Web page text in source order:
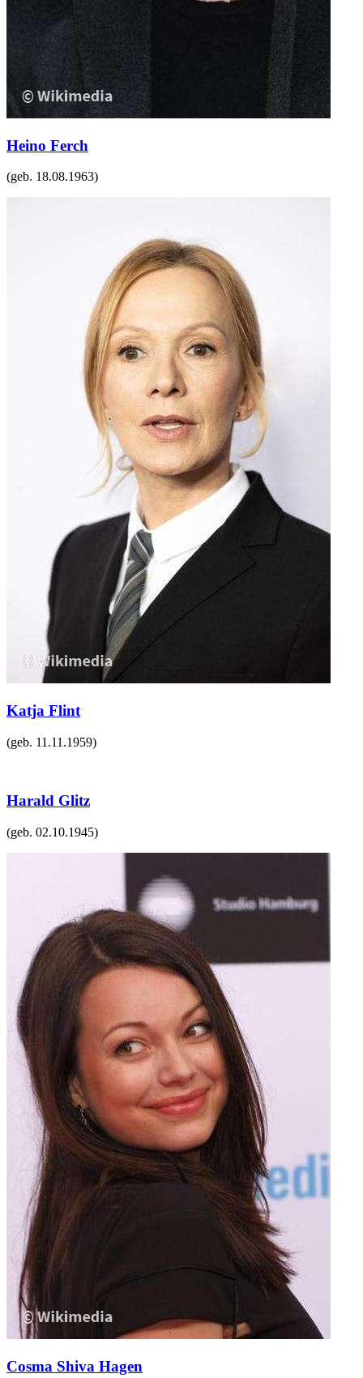
Heino Ferch
(geb. 18.08.1963)
Katja Flint
(geb. 11.11.1959)
Harald Glitz
(geb. 02.10.1945)
Cosma Shiva Hagen